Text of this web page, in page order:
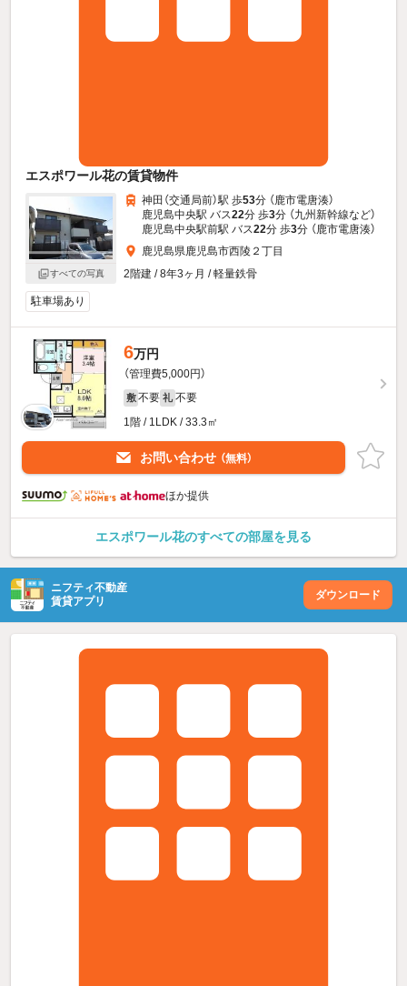
エスポワール花の賃貸物件
すべての写真
神田（交通局前）駅 歩53分 （鹿市電唐湊）
鹿児島中央駅 バス22分 歩3分 （九州新幹線など）
鹿児島中央駅前駅 バス22分 歩3分 （鹿市電唐湊）
鹿児島県鹿児島市西陵２丁目
2階建 / 8年3ヶ月 / 軽量鉄骨
駐車場あり
6万円
（管理費5,000円）
敷 不要 礼 不要
1階 / 1LDK / 33.3㎡
お問い合わせ （無料）
ほか提供
エスポワール花のすべての部屋を見る
ニフティ不動産
賃貸アプリ
ダウンロード